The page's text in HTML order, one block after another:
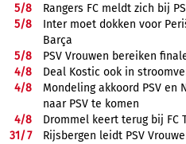
5/8
Rangers FC meldt zich bij
5/8
Inter moet dokken voor
Barça
5/8
PSV Vrouwen bereiken
4/8
Deal Kostic ook in
4/8
Mondeling akkoord PSV en
naar PSV te komen
4/8
Drommel keert terug bij FC
31/7
Rijsbergen leidt PSV